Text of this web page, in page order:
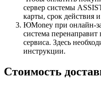
сервер системы
карты, срок действия
ЮMoney при онлайн-
система
сервиса. Здесь
инструкции.
Стоимость